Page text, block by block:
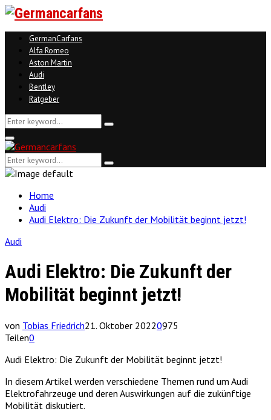
GermanCarfans
Alfa Romeo
Aston Martin
Audi
Bentley
Ratgeber
Search
for:
Search
Facebook
Twitter
Linkedin
Youtube
Primary
Menu
Search
for:
Search
Home
Audi
Audi Elektro: Die Zukunft der Mobilität beginnt jetzt!
Audi
Audi Elektro: Die Zukunft der
Mobilität beginnt jetzt!
von Tobias Friedrich21. Oktober 20220975
Teilen0
Audi Elektro: Die Zukunft der Mobilität beginnt jetzt!
In diesem Artikel werden verschiedene Themen rund um Audi
Elektrofahrzeuge und deren Auswirkungen auf die zukünftige
Mobilität diskutiert.